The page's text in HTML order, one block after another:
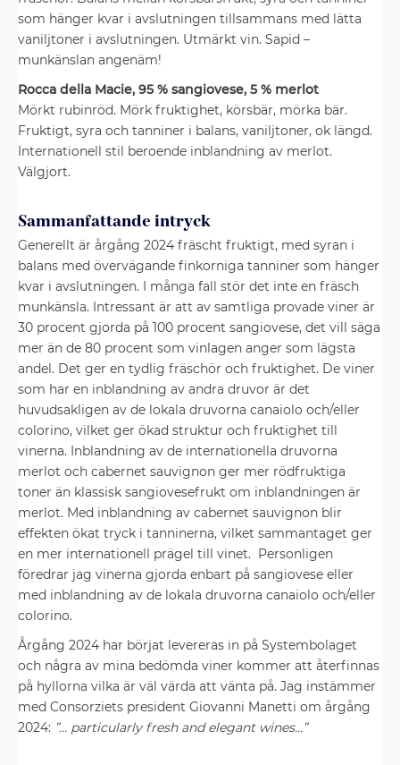
som hänger kvar i avslutningen tillsammans med lätta
vaniljtoner i avslutningen. Utmärkt vin. Sapid –
munkänslan angenäm!
Rocca della Macie, 95 % sangiovese, 5 % merlot
Mörkt rubinröd. Mörk fruktighet, körsbär, mörka bär.
Fruktigt, syra och tanniner i balans, vaniljtoner, ok längd.
Internationell stil beroende inblandning av merlot.
Välgjort.
Sammanfattande intryck
Generellt är årgång 2024 fräscht fruktigt, med syran i
balans med övervägande finkorniga tanniner som hänger
kvar i avslutningen. I många fall stör det inte en fräsch
munkänsla. Intressant är att av samtliga provade viner är
30 procent gjorda på 100 procent sangiovese, det vill säga
mer än de 80 procent som vinlagen anger som lägsta
andel. Det ger en tydlig fräschör och fruktighet. De viner
som har en inblandning av andra druvor är det
huvudsakligen av de lokala druvorna canaiolo och/eller
colorino, vilket ger ökad struktur och fruktighet till
vinerna. Inblandning av de internationella druvorna
merlot och cabernet sauvignon ger mer rödfruktiga
toner än klassisk sangiovesefrukt om inblandningen är
merlot. Med inblandning av cabernet sauvignon blir
effekten ökat tryck i tanninerna, vilket sammantaget ger
en mer internationell prägel till vinet. Personligen
föredrar jag vinerna gjorda enbart på sangiovese eller
med inblandning av de lokala druvorna canaiolo och/eller
colorino.
Årgång 2024 har börjat levereras in på Systembolaget
och några av mina bedömda viner kommer att återfinnas
på hyllorna vilka är väl värda att vänta på. Jag instämmer
med Consorziets president Giovanni Manetti om årgång
2024: ”… particularly fresh and elegant wines…”